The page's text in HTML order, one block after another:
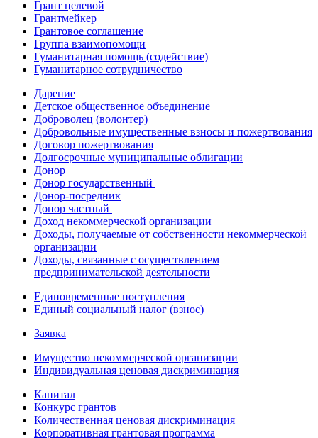
Грант целевой
Грантмейкер
Грантовое соглашение
Группа взаимопомощи
Гуманитарная помощь (содействие)
Гуманитарное сотрудничество
Дарение
Детское общественное объединение
Доброволец (волонтер)
Добровольные имущественные взносы и пожертвования
Договор пожертвования
Долгосрочные муниципальные облигации
Донор
Донор государственный
Донор-посредник
Донор частный
Доход некоммерческой организации
Доходы, получаемые от собственности некоммерческой
организации
Доходы, связанные с осуществлением
предпринимательской деятельности
Единовременные поступления
Единый социальный налог (взнос)
Заявка
Имущество некоммерческой организации
Индивидуальная ценовая дискриминация
Капитал
Конкурс грантов
Количественная ценовая дискриминация
Корпоративная грантовая программа